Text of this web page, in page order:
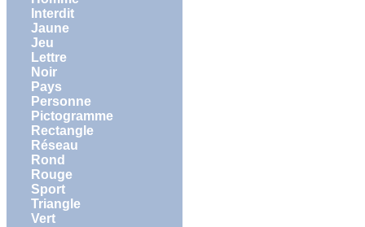
Interdit
Jaune
Jeu
Lettre
Noir
Pays
Personne
Pictogramme
Rectangle
Réseau
Rond
Rouge
Sport
Triangle
Vert